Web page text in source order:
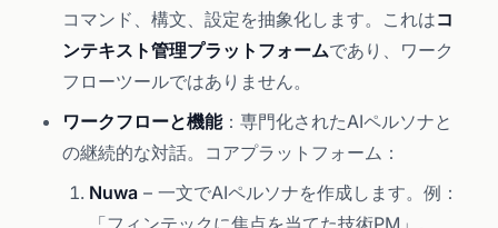
コマンド、構文、設定を抽象化します。これはコ
ンテキスト管理プラットフォームであり、ワーク
フローツールではありません。
ワークフローと機能：専門化されたAIペルソナと
の継続的な対話。コアプラットフォーム：
Nuwa – 一文でAIペルソナを作成します。例：
「フィンテックに焦点を当てた技術PM」。